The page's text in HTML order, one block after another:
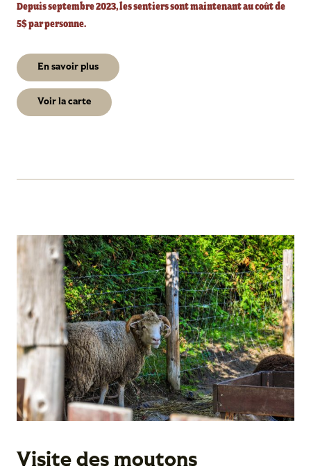
Depuis septembre 2023, les sentiers sont maintenant au coût de
5$ par personne.
En savoir plus
Voir la carte
Visite des moutons